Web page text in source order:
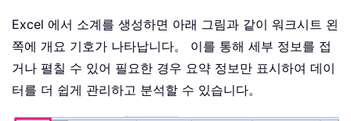
Excel 에서 소계를 생성하면 아래 그림과 같이 워크시트 왼
쪽에 개요 기호가 나타납니다。 이를 통해 세부 정보를 접
거나 펼칠 수 있어 필요한 경우 요약 정보만 표시하여 데이
터를 더 쉽게 관리하고 분석할 수 있습니다。